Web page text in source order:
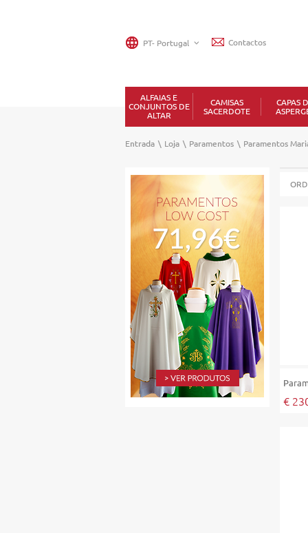
Contactos
ALFAIAS E
CONJUNTOS DE
ALTAR
CAMISAS
SACERDOTE
CAPAS
Entrada \ Loja \ Paramentos \ Paramentos
€